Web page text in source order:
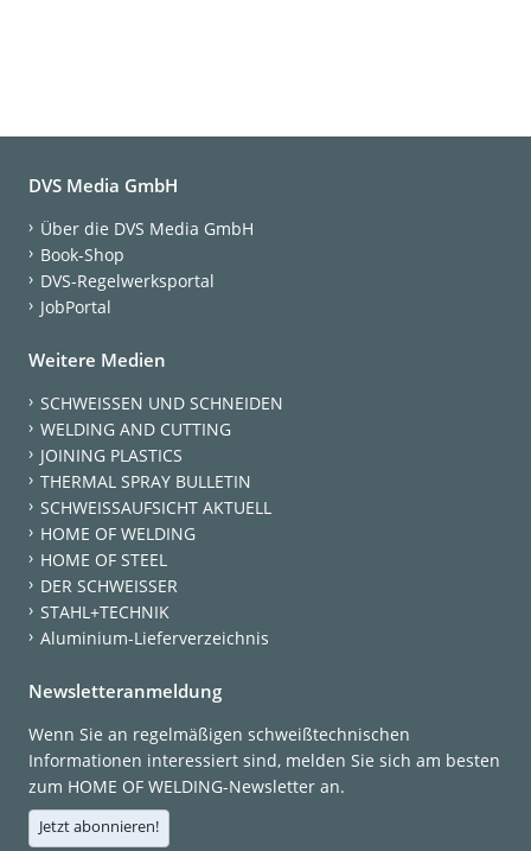
DVS Media GmbH
Über die DVS Media GmbH
Book-Shop
DVS-Regelwerksportal
JobPortal
Weitere Medien
SCHWEISSEN UND SCHNEIDEN
WELDING AND CUTTING
JOINING PLASTICS
THERMAL SPRAY BULLETIN
SCHWEISSAUFSICHT AKTUELL
HOME OF WELDING
HOME OF STEEL
DER SCHWEISSER
STAHL+TECHNIK
Aluminium-Lieferverzeichnis
Newsletteranmeldung
Wenn Sie an regelmäßigen schweißtechnischen
Informationen interessiert sind, melden Sie sich am besten
zum HOME OF WELDING-Newsletter an.
Jetzt abonnieren!